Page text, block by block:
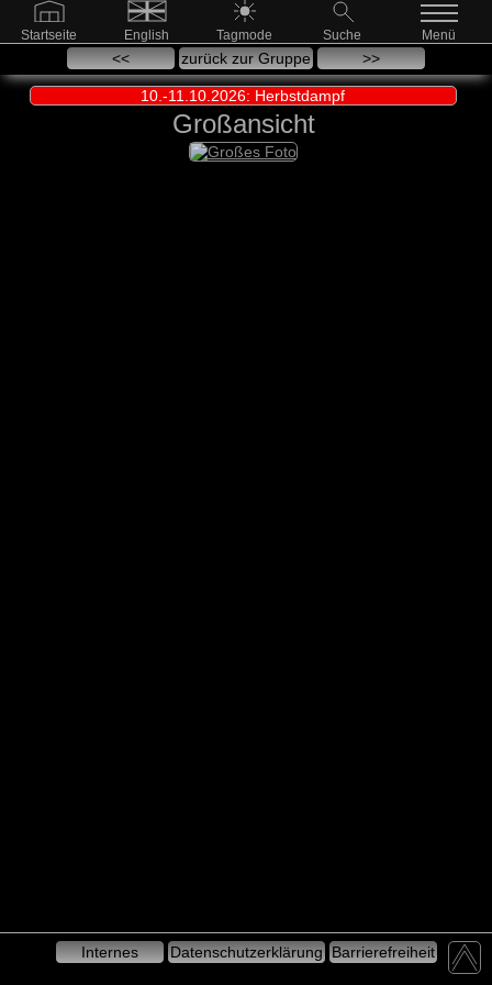
Startseite English Tagmode Suche Menü
<< zurück zur Gruppe >>
10.-11.10.2026: Herbstdampf
Großansicht
Internes Datenschutzerklärung Barrierefreiheit